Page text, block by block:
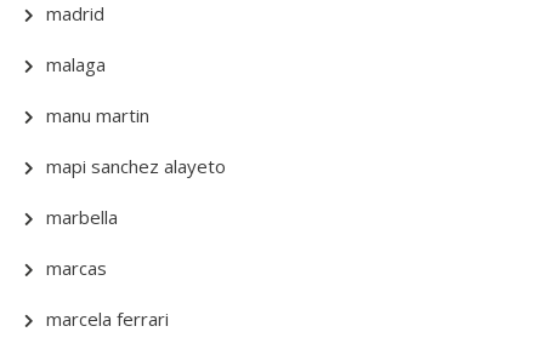
madrid
malaga
manu martin
mapi sanchez alayeto
marbella
marcas
marcela ferrari